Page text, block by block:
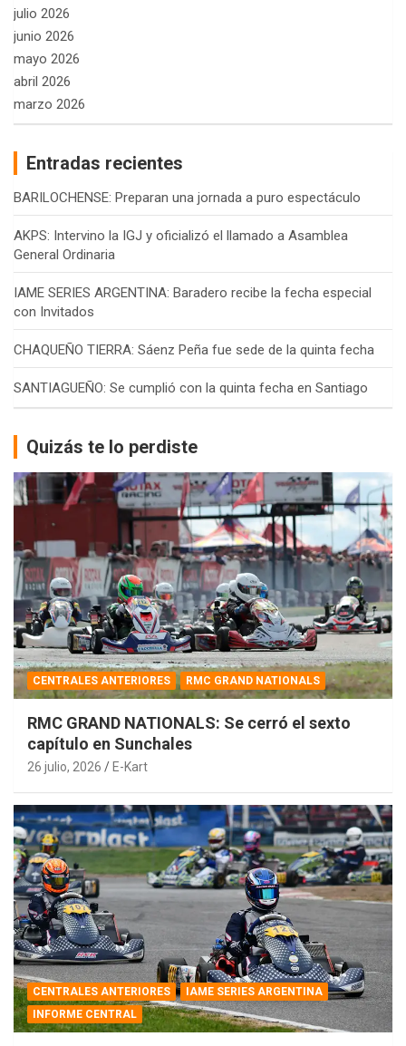
julio 2026
junio 2026
mayo 2026
abril 2026
marzo 2026
Entradas recientes
BARILOCHENSE: Preparan una jornada a puro espectáculo
AKPS: Intervino la IGJ y oficializó el llamado a Asamblea
General Ordinaria
IAME SERIES ARGENTINA: Baradero recibe la fecha especial
con Invitados
CHAQUEÑO TIERRA: Sáenz Peña fue sede de la quinta fecha
SANTIAGUEÑO: Se cumplió con la quinta fecha en Santiago
Quizás te lo perdiste
CENTRALES ANTERIORES RMC GRAND NATIONALS
RMC GRAND NATIONALS: Se cerró el sexto
capítulo en Sunchales
26 julio, 2026 E-Kart
CENTRALES ANTERIORES
IAME SERIES ARGENTINA
INFORME CENTRAL